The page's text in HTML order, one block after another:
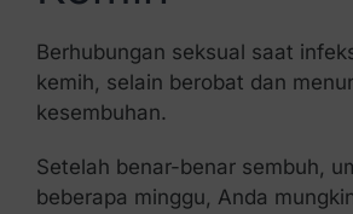
Berhubungan seksual saat
kemih, selain berobat dan
kesembuhan.
Setelah benar-benar sembuh,
beberapa minggu, Anda